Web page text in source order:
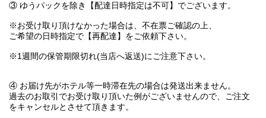
③ ゆうパックを除き【配達日時指定は不可】でございます。
※お受け取り頂けなかった場合は、不在票ご確認の上、
ご希望の日時指定で【再配達】をご依頼下さい。
※1週間の保管期限切れ(当店へ返送)にご注意下さい。
④ お届け先がホテル等一時滞在先の場合は発送出来ません。
過去のお取引でお受け取り頂いた例がございませんので、ご注文
をキャンセルとさせて頂きます。